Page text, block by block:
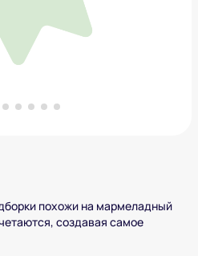
похожи на мармеладный
создавая самое